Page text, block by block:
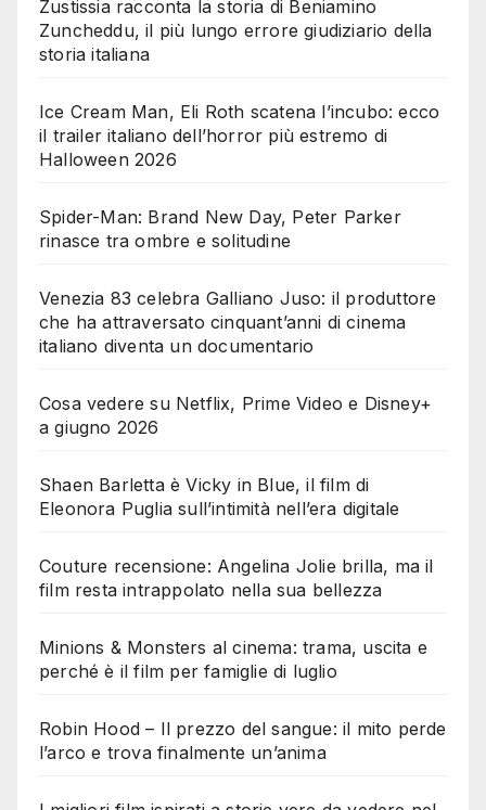
Zustissia racconta la storia di Beniamino
Zuncheddu, il più lungo errore giudiziario della
storia italiana
Ice Cream Man, Eli Roth scatena l’incubo: ecco
il trailer italiano dell’horror più estremo di
Halloween 2026
Spider-Man: Brand New Day, Peter Parker
rinasce tra ombre e solitudine
Venezia 83 celebra Galliano Juso: il produttore
che ha attraversato cinquant’anni di cinema
italiano diventa un documentario
Cosa vedere su Netflix, Prime Video e Disney+
a giugno 2026
Shaen Barletta è Vicky in Blue, il film di
Eleonora Puglia sull’intimità nell’era digitale
Couture recensione: Angelina Jolie brilla, ma il
film resta intrappolato nella sua bellezza
Minions & Monsters al cinema: trama, uscita e
perché è il film per famiglie di luglio
Robin Hood – Il prezzo del sangue: il mito perde
l’arco e trova finalmente un’anima